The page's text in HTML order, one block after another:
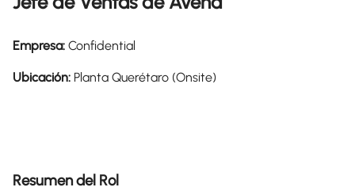
Empresa: Confidential
Ubicación: Planta Querétaro (Onsite)
Resumen del Rol